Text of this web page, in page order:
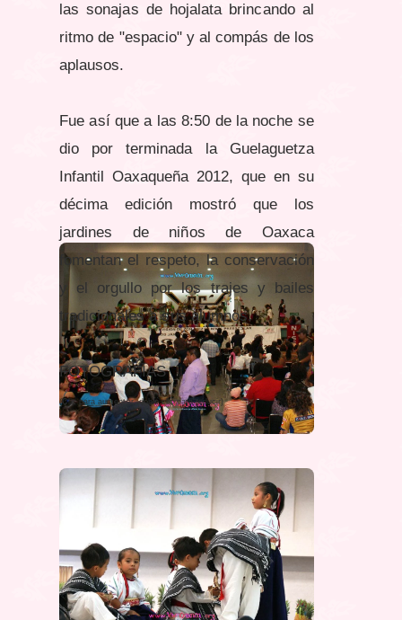
las sonajas de hojalata brincando al
ritmo de "espacio" y al compás de los
aplausos.
Fue así que a las 8:50 de la noche se
dio por terminada la Guelaguetza
Infantil Oaxaqueña 2012, que en su
décima edición mostró que los
jardines de niños de Oaxaca
fomentan el respeto, la conservación
y el orgullo por los trajes y bailes
tradicionales a sus alumnos.
FOTOGRAFÍAS
(Clic para aumentar, doble clic para reducir)